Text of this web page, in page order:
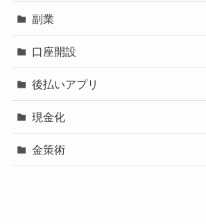
副業
口座開設
後払いアプリ
現金化
金策術